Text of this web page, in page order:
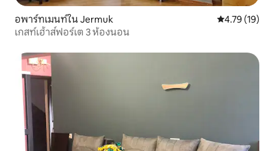
อพาร์ทเมนท์ใน Jermuk คะแนนเฉลี่ย
4.79 (19)
เกสท์เฮ้าส์ฟอร์เต 3 ห้องนอน